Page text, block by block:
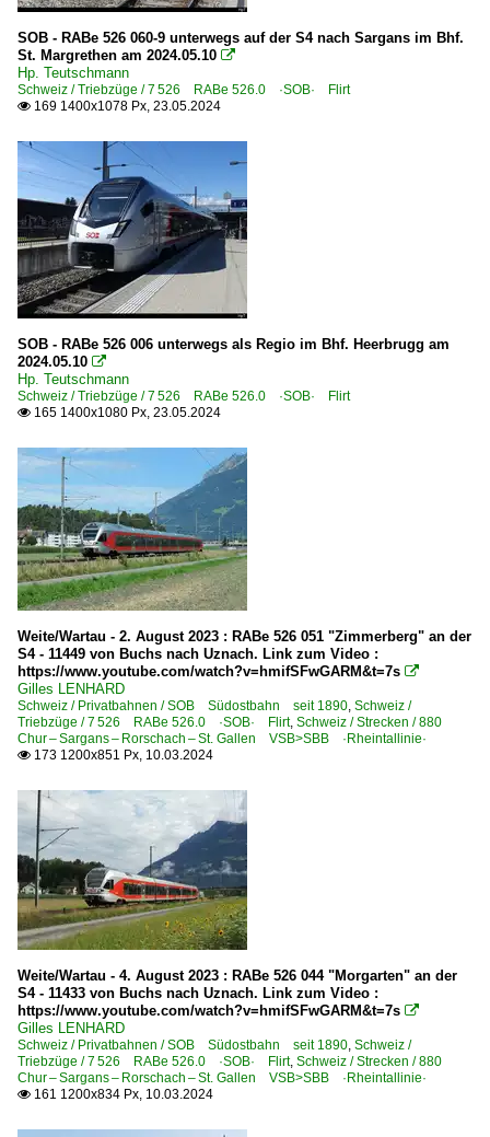
Triebzüge
0 500 RABDe 500 ·SBB· ICN
0 502 RABe 502 · RABDe 502 ·SBB· Twindexx Suisse
0 511 RABe 511 ·SBB· Kiss RVD
0 514 RABe 514 ·SBB· Desiro DTZ
7 515 RABe 515 ·BLS· Mutz
7 526 RABe 526.6 ·Thurbo·RM·SBB· GTW
7 560 RBDe 560 ·SBB· NPZ
7 560 RBDe 560 · 561 · 566 · 568
~ Ausländische
Triebzüge | ältere Bauart
BDe 4/4 · ABe 4/4 · BDe 576 ·BT·EBT ·SOB·VHB·
RBe 4/4 · RBe 540 ·SBB·
Unternehmen | EVU
~ Sonstige
Unternehmen | Hersteller
Stadler Rail AG
SOB - RABe 526 060-9 unterwegs auf der S4 nach Sargans im Bhf.
St. Margrethen am 2024.05.10 
Hp. Teutschmann
Schweiz / Triebzüge / 7 526 RABe 526.0 ·SOB· Flirt
 169 1400x1078 Px, 23.05.2024
SOB - RABe 526 006 unterwegs als Regio im Bhf. Heerbrugg am
2024.05.10 
Hp. Teutschmann
Schweiz / Triebzüge / 7 526 RABe 526.0 ·SOB· Flirt
 165 1400x1080 Px, 23.05.2024
Weite/Wartau - 2. August 2023 : RABe 526 051 "Zimmerberg" an der
S4 - 11449 von Buchs nach Uznach. Link zum Video :
https://www.youtube.com/watch?v=hmifSFwGARM&t=7s 
Gilles LENHARD
Schweiz / Privatbahnen / SOB Südostbahn seit 1890, Schweiz /
Triebzüge / 7 526 RABe 526.0 ·SOB· Flirt, Schweiz / Strecken / 880
Chur – Sargans – Rorschach – St. Gallen VSB>SBB ·Rheintallinie·
 173 1200x851 Px, 10.03.2024
Weite/Wartau - 4. August 2023 : RABe 526 044 "Morgarten" an der
S4 - 11433 von Buchs nach Uznach. Link zum Video :
https://www.youtube.com/watch?v=hmifSFwGARM&t=7s 
Gilles LENHARD
Schweiz / Privatbahnen / SOB Südostbahn seit 1890, Schweiz /
Triebzüge / 7 526 RABe 526.0 ·SOB· Flirt, Schweiz / Strecken / 880
Chur – Sargans – Rorschach – St. Gallen VSB>SBB ·Rheintallinie·
 161 1200x834 Px, 10.03.2024